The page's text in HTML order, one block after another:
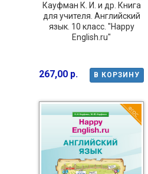
Кауфман К. И. и др. Книга
для учителя. Английский
язык. 10 класс. "Happy
English.ru"
В КОРЗИНУ
267,00 р.